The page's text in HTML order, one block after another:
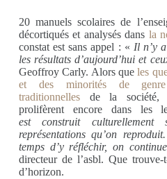
20 manuels scolaires de
décortiqués et analysés dans la
constat est sans appel : « Il n’y
les résultats d’aujourd’hui et
Geoffroy Carly. Alors queles
et des minorités de
traditionnellesde la société,
prolifèrent encore dans les
estconstruit
représentations qu’on
temps d’y réfléchir, on
directeur de l’asbl. Que
d’horizon.